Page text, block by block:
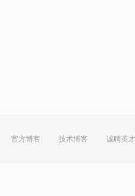
官方博客 技术博客 诚聘英才